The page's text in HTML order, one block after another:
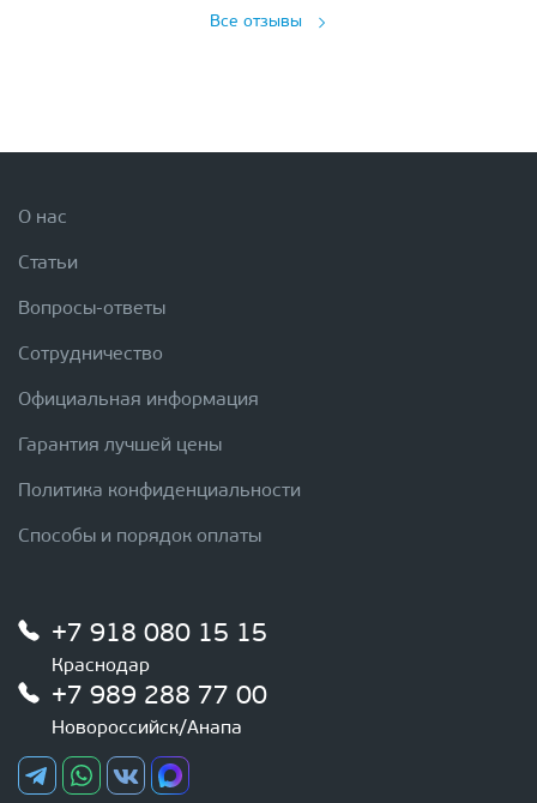
Все отзывы
О нас
Статьи
Вопросы-ответы
Сотрудничество
Официальная информация
Гарантия лучшей цены
Политика конфиденциальности
Способы и порядок оплаты
+7 918 080 15 15
Краснодар
+7 989 288 77 00
Новороссийск/Анапа